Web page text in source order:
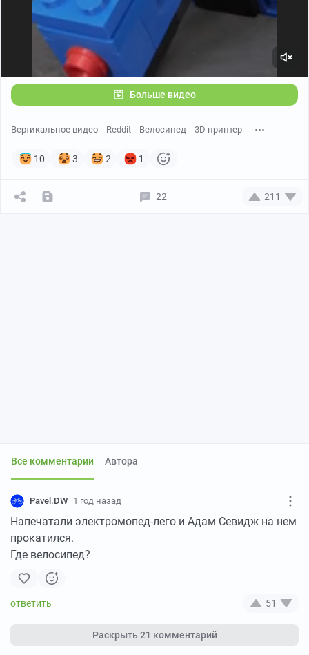
Больше видео
Вертикальное видео Reddit Велосипед 3D принтер
10 3 2 1
22 211
Все комментарии Автора
Pavel.DW 1 год назад
Напечатали электромопед-лего и Адам Севидж на нем
прокатился.
Где велосипед?
51
Раскрыть21 комментарий